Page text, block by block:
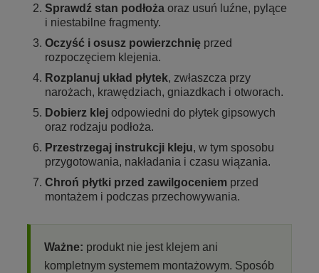
Sprawdź stan podłoża oraz usuń luźne, pylące
i niestabilne fragmenty.
Oczyść i osusz powierzchnię przed
rozpoczęciem klejenia.
Rozplanuj układ płytek, zwłaszcza przy
narożach, krawędziach, gniazdkach i otworach.
Dobierz klej odpowiedni do płytek gipsowych
oraz rodzaju podłoża.
Przestrzegaj instrukcji kleju, w tym sposobu
przygotowania, nakładania i czasu wiązania.
Chroń płytki przed zawilgoceniem przed
montażem i podczas przechowywania.
Ważne: produkt nie jest klejem ani
kompletnym systemem montażowym. Sposób